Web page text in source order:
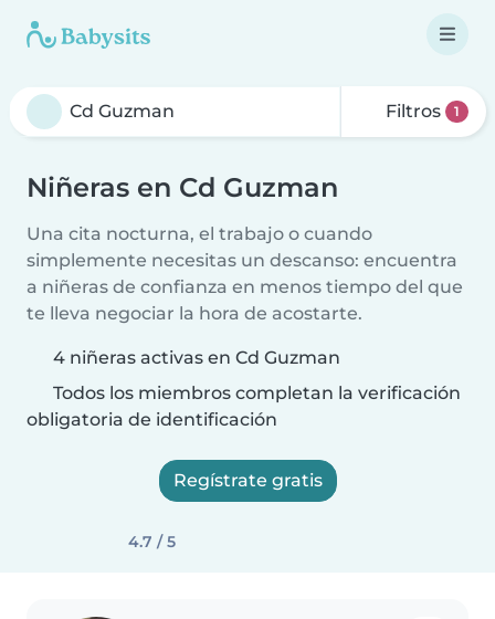
Filtros 1
Niñeras en Cd Guzman
Una cita nocturna, el trabajo o cuando
simplemente necesitas un descanso: encuentra
a niñeras de confianza en menos tiempo del que
te lleva negociar la hora de acostarte.
4 niñeras activas en Cd Guzman
Todos los miembros completan la verificación
obligatoria de identificación
Regístrate gratis
4.7 / 5